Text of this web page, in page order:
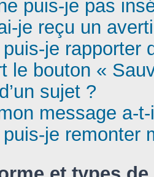
puis-je pas
je reçu un
je rapporter
le bouton «
sujet ?
message a-
je remonter